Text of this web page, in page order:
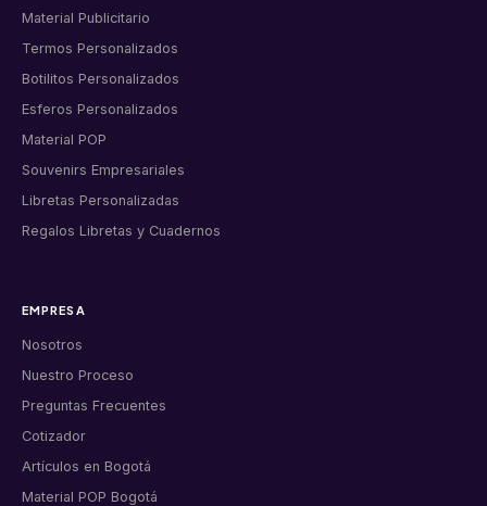
Material Publicitario
Termos Personalizados
Botilitos Personalizados
Esferos Personalizados
Material POP
Souvenirs Empresariales
Libretas Personalizadas
Regalos Libretas y Cuadernos
EMPRESA
Nosotros
Nuestro Proceso
Preguntas Frecuentes
Cotizador
Artículos en Bogotá
Material POP Bogotá